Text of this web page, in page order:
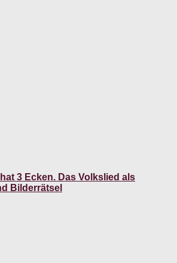
3 Ecken. Das Volkslied als
Bilderrätsel